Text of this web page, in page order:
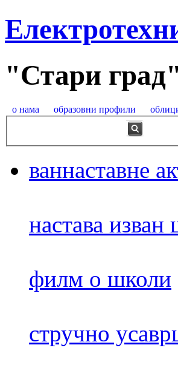
"Стари град"
о нама образовни профили
ваннаставне
настава изван
филм о школи
стручно